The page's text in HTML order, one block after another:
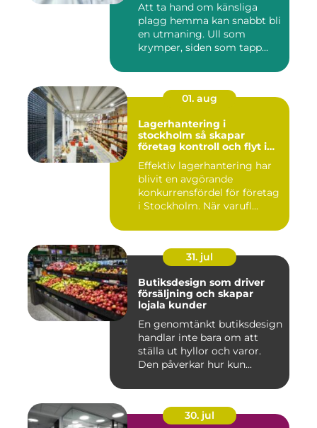
Att ta hand om känsliga
plagg hemma kan snabbt bli
en utmaning. Ull som
krymper, siden som tapp...
01. aug
Lagerhantering i
stockholm så skapar
företag kontroll och flyt i
Effektiv lagerhantering har
blivit en avgörande
konkurrensfördel för företag
i Stockholm. När varufl...
31. jul
Butiksdesign som driver
försäljning och skapar
lojala kunder
En genomtänkt butiksdesign
handlar inte bara om att
ställa ut hyllor och varor.
Den påverkar hur kun...
30. jul